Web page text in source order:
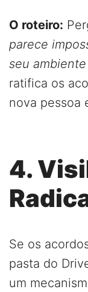
O roteiro:
parece
seu
ratifica os
nova pessoa
4.
Se os
pasta do
um